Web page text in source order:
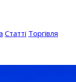
Статті Торгівля